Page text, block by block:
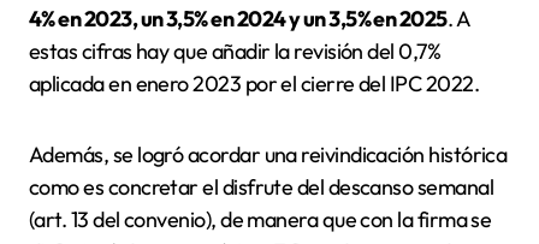
4% en 2023, un 3,5% en 2024 y un 3,5% en 2025. A
estas cifras hay que añadir la revisión del 0,7%
aplicada en enero 2023 por el cierre del IPC 2022.
Además, se logró acordar una reivindicación histórica
como es concretar el disfrute del descanso semanal
(art. 13 del convenio), de manera que con la firma se